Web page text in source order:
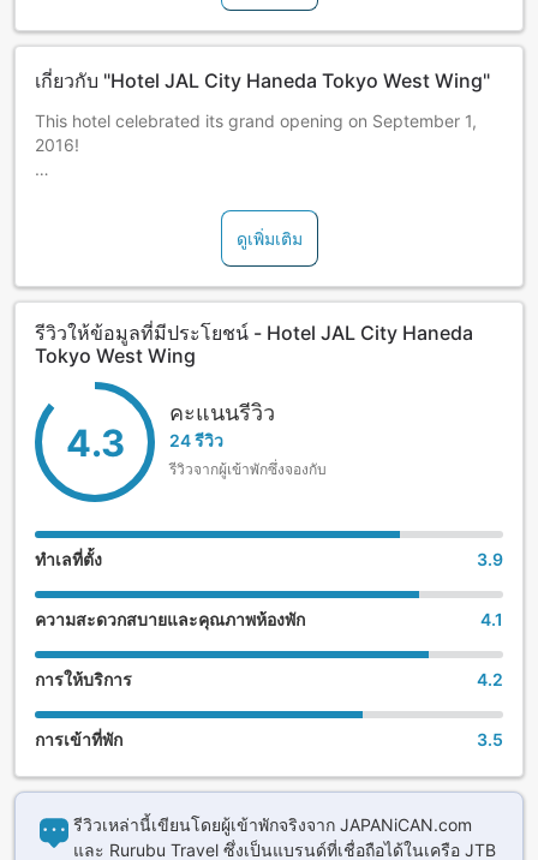
เกี่ยวกับ "Hotel JAL City Haneda Tokyo West Wing"
This hotel celebrated its grand opening on September 1,
2016!
It is just 10 minutes from Haneda Airport via a free shuttle
bus and a 5-minute walk from Anamoriinari Station on the
It offers convenient access to Yokohama, Shinagawa,
Ginza, and more.
In addition to the lounge - exclusive to staying guests -
where guests can freely enjoy a variety of drinks, the
breakfast semi-buffet is quite popular.
- Breakfast: 1F Lobby Lounge - 4:00 - 10:00
A separate charge is required for non-staying guests.
- All guestrooms are non-smoking, so guests can enjoy a
- Wi-Fi is available free of charge throughout the lodging.
- Rest in comfort on a Simmons bed.
- There is a drug store, convenience store, and
ดูเพิ่มเติม
รีวิวให้ข้อมูลที่มีประโยชน์ - Hotel JAL City Haneda
Tokyo West Wing
4.3
คะแนนรีวิว
24 รีวิว
รีวิวจากผู้เข้าพักซึ่งจองกับ
ทำเลที่ตั้ง 3.9
ความสะดวกสบายและคุณภาพห้องพัก 4.1
การให้บริการ 4.2
การเข้าที่พัก 3.5
รีวิวเหล่านี้เขียนโดยผู้เข้าพักจริงจาก JAPANiCAN.com
และ Rurubu Travel ซึ่งเป็นแบรนด์ที่เชื่อถือได้ในเครือ JTB